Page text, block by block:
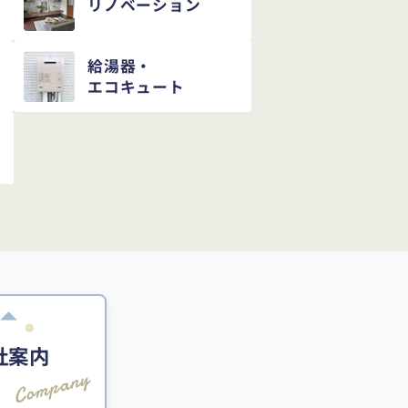
リノベーション
給湯器・
エコキュート
案内
Company